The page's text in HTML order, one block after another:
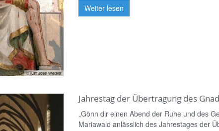
© Kurt Josef Wecker
Weiter lesen
Jahrestag der Übertragung des
„Gönn dir einen Abend der Ruhe und des
Mariawald anlässlich des Jahrestages der